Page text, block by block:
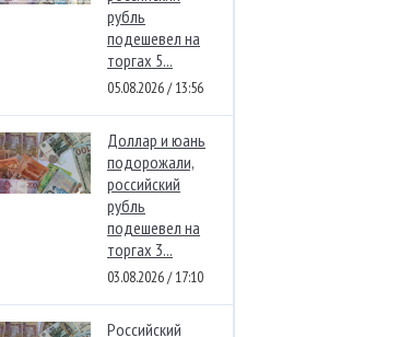
рубль
подешевел на
торгах 5...
05.08.2026 / 13:56
Доллар и юань
подорожали,
российский
рубль
подешевел на
торгах 3...
03.08.2026 / 17:10
Российский